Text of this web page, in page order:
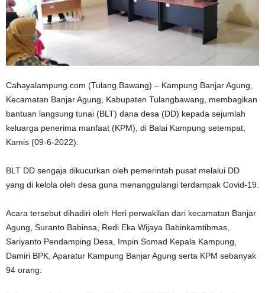
Cahayalampung.com (Tulang Bawang) – Kampung Banjar Agung,
Kecamatan Banjar Agung, Kabupaten Tulangbawang, membagikan
bantuan langsung tunai (BLT) dana desa (DD) kepada sejumlah
keluarga penerima manfaat (KPM), di Balai Kampung setempat,
Kamis (09-6-2022).
BLT DD sengaja dikucurkan oleh pemerintah pusat melalui DD
yang di kelola oleh desa guna menanggulangi terdampak Covid-19.
Acara tersebut dihadiri oleh Heri perwakilan dari kecamatan Banjar
Agung, Suranto Babinsa, Redi Eka Wijaya Babinkamtibmas,
Sariyanto Pendamping Desa, Impin Somad Kepala Kampung,
Damiri BPK, Aparatur Kampung Banjar Agung serta KPM sebanyak
94 orang.